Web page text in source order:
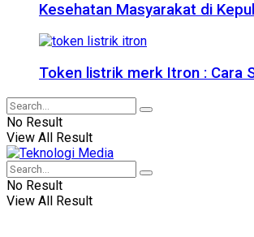
Kesehatan Masyarakat di
Token listrik merk Itron : Cara
No Result
View All Result
No Result
View All Result